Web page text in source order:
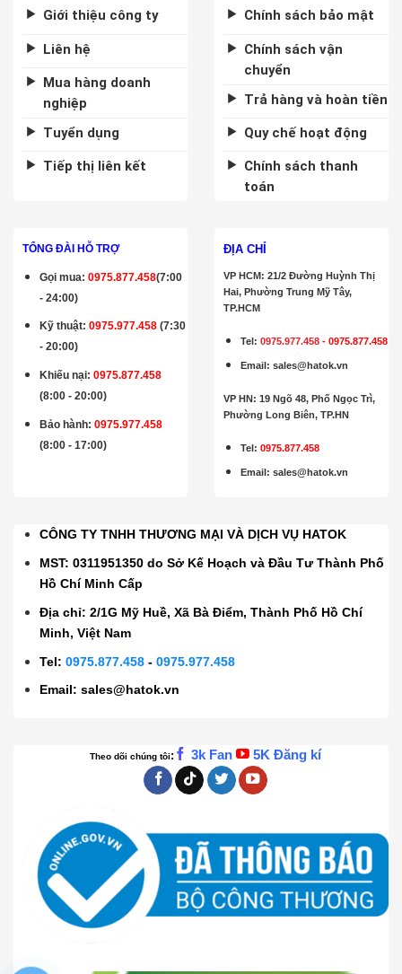
Giới thiệu công ty
Liên hệ
Mua hàng doanh
nghiệp
Tuyển dụng
Tiếp thị liên kết
Chính sách bảo mật
Chính sách vận
chuyển
Trả hàng và hoàn tiền
Quy chế hoạt động
Chính sách thanh
toán
TỔNG ĐÀI HỖ TRỢ
Gọi mua:0975.877.458(7:00
- 24:00)
Kỹ thuật:0975.977.458 (7:30
- 20:00)
Khiếu nại: 0975.877.458
(8:00 - 20:00)
Bảo hành:0975.977.458
(8:00 - 17:00)
ĐỊA CHỈ
VP HCM: 21/2 Đường Huỳnh Thị
Hai, Phường Trung Mỹ Tây,
TP.HCM
Tel:0975.977.458 -0975.877.458
Email:sales@hatok.vn
VP HN: 19 Ngõ 48, Phố Ngọc Trì,
Phường Long Biên, TP.HN
Tel: 0975.877.458
Email :sales@hatok.vn
CÔNG TY TNHH THƯƠNG MẠI VÀ DỊCH VỤ HATOK
MST: 0311951350 do Sở Kế Hoạch và Đầu Tư Thành Phố
Hồ Chí Minh Cấp
Địa chỉ: 2/1G Mỹ Huề, Xã Bà Điểm, Thành Phố Hồ Chí
Minh, Việt Nam
Tel:0975.877.458 -0975.977.458
Email:sales@hatok.vn
Theo dõi chúng tôi: 3k Fan 5K Đăng kí